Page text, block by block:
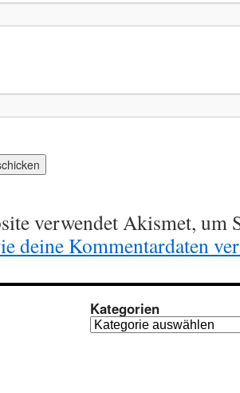
verwendet Akismet, um
deine Kommentardaten
Kategorien
K